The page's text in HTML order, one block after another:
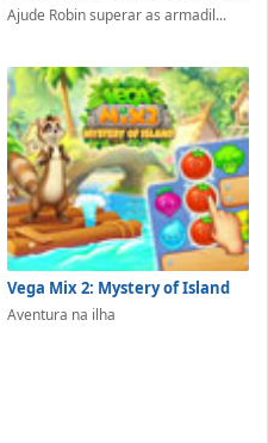
Ajude Robin superar as armadil...
Vega Mix 2: Mystery of Island
Aventura na ilha